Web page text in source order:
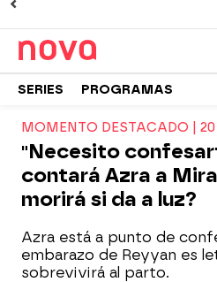
SERIES PROGRAMAS
MOMENTO DESTACADO |
"Necesito
contará Azra a
morirá si da a luz?
Azra está a punto de
embarazo de Reyyan es
sobrevivirá al parto.